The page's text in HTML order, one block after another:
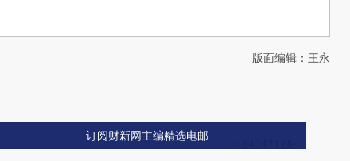
版面编辑：王永
订阅财新网主编精选电邮